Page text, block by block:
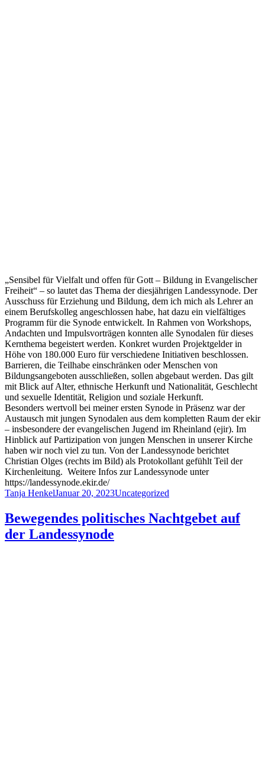
„Sensibel für Vielfalt und offen für Gott – Bildung in Evangelischer
Freiheit“ – so lautet das Thema der diesjährigen Landessynode. Der
Ausschuss für Erziehung und Bildung, dem ich mich als Lehrer an
einem Berufskolleg angeschlossen habe, hat dazu ein vielfältiges
Programm für die Synode entwickelt. In Rahmen von Workshops,
Andachten und Impulsvorträgen konnten alle Synodalen für dieses
Kernthema begeistert werden. Konkret wurden Projektgelder in
Höhe von 180.000 Euro für verschiedene Initiativen beschlossen.
Barrieren, die Teilhabe einschränken oder Menschen von
Bildungsangeboten ausschließen, sollen abgebaut werden. Das gilt
mit Blick auf Alter, ethnische Herkunft und Nationalität, Geschlecht
und sexuelle Identität, Religion und soziale Herkunft.
Besonders wertvoll bei meiner ersten Synode in Präsenz war der
Austausch mit jungen Synodalen aus dem kompletten Raum der ekir
– insbesondere der evangelischen Jugend im Rheinland (ejir). Im
Hinblick auf Partizipation von jungen Menschen in unserer Kirche
haben wir noch viel zu tun. Von der Landessynode berichtet
Christian Olges (rechts im Bild) als Protokollant gefühlt Teil der
Kirchenleitung. Weitere Infos zur Landessynode unter
https://landessynode.ekir.de/
Author
Tanja HenkelPosted
Januar 20, 2023Categories
Uncategorized
Bewegendes politisches Nachtgebet auf
der Landessynode